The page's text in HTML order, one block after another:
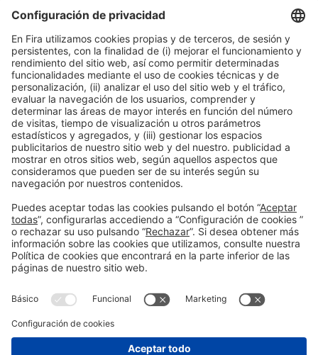
Mar 2
11:00h - 12:00h
Innovation Hub Area - Stand Acció
Acceso público
Leer más
#EXPOQUIMIA2026